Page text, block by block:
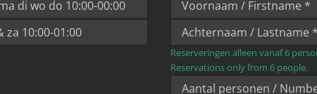
Reserveringen alleen vanaf 6
Reservations only from 6 people.